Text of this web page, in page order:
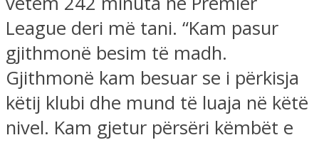
League deri më tani. “Kam pasur
gjithmonë besim të madh.
Gjithmonë kam besuar se i përkisja
këtij klubi dhe mund të luaja në këtë
nivel. Kam gjetur përsëri këmbët e